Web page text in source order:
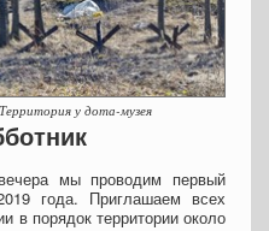
Территория у дота-музея
мы проводим первый
года. Приглашаем всех
в порядок территории около